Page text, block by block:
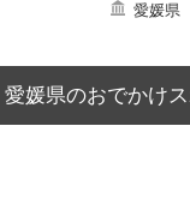
愛媛県
愛媛県のおでかけ